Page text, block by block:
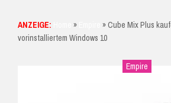
ANZEIGE: » »Cube Mix Plus
vorinstalliertem Windows 10
Empire